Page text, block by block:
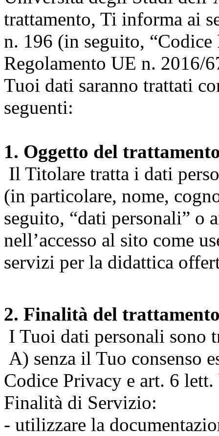
trattamento, Ti informa ai
n. 196 (in seguito, “Codice
Regolamento UE n. 2016/
Tuoi dati saranno trattati
seguenti:
1. Oggetto del
Il Titolare tratta i dati
(in particolare, nome,
seguito, “dati personali” o
nell’accesso al sito come
servizi per la didattica
2. Finalità del
I Tuoi dati personali sono
A) senza il Tuo consenso
Codice Privacy e art. 6
Finalità di Servizio:
- utilizzare la